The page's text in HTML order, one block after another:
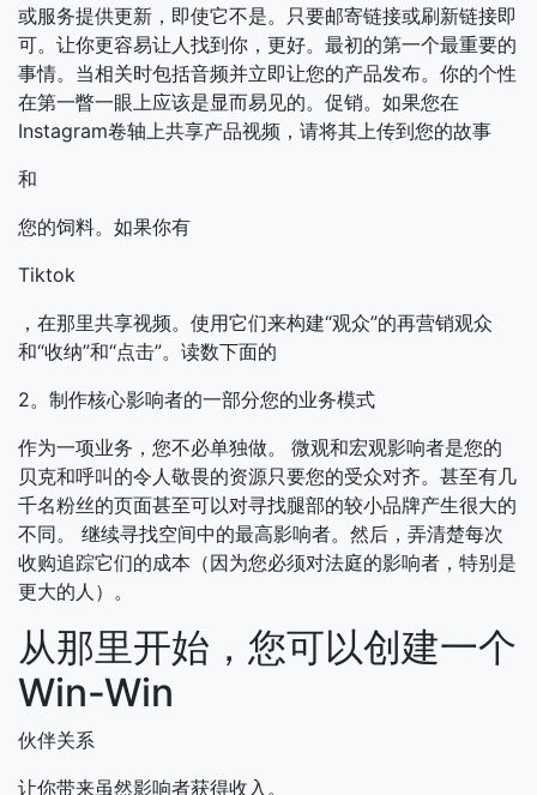
或服务提供更新，即使它不是。只要邮寄链接或刷新链接即
可。让你更容易让人找到你，更好。最初的第一个最重要的
事情。当相关时包括音频并立即让您的产品发布。你的个性
在第一瞥一眼上应该是显而易见的。促销。如果您在
Instagram卷轴上共享产品视频，请将其上传到您的故事
和
您的饲料。如果你有
Tiktok
，在那里共享视频。使用它们来构建“观众”的再营销观众
和“收纳”和“点击”。读数下面的
2。制作核心影响者的一部分您的业务模式
作为一项业务，您不必单独做。
微观和宏观影响者是您的
贝克和呼叫的令人敬畏的资源只要您的受众对齐。甚至有几
千名粉丝的页面甚至可以对寻找腿部的较小品牌产生很大的
不同。
继续寻找空间中的最高影响者。然后，弄清楚每次
收购追踪它们的成本（因为您必须对法庭的影响者，特别是
更大的人）。
从那里开始，您可以创建一个
Win-Win
伙伴关系
让你带来虽然影响者获得收入。